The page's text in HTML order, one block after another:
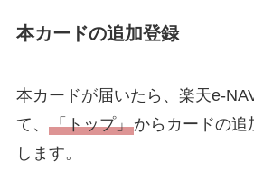
本カードの追加登録
本カードが届いたら、楽天e-
て、 「トップ」からカードの追
します。